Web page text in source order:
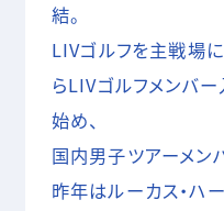
結。
LIVゴルフを主戦場
らLIVゴルフメンバ
始め、
国内男子ツアーメン
昨年はルーカス・ハ